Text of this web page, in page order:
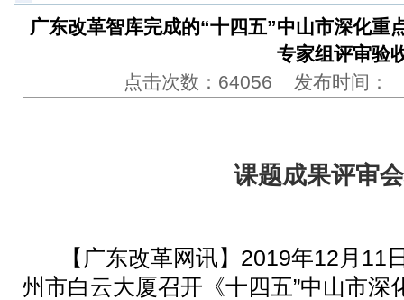
广东改革智库完成的“十四五”中山市深化重
专家组评审验
点击次数：64056 发布时间：
课题成果评审
【广东改革网讯】2019年12月11
州市白云大厦召开《十四五”中山市深